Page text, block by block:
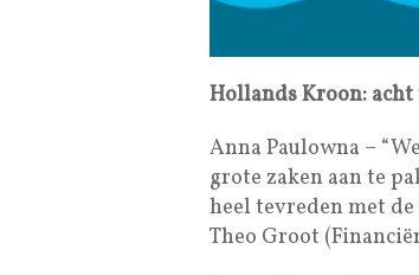
Hollands Kroon:
Anna Paulowna –
grote zaken aan te
heel tevreden met
Theo Groot